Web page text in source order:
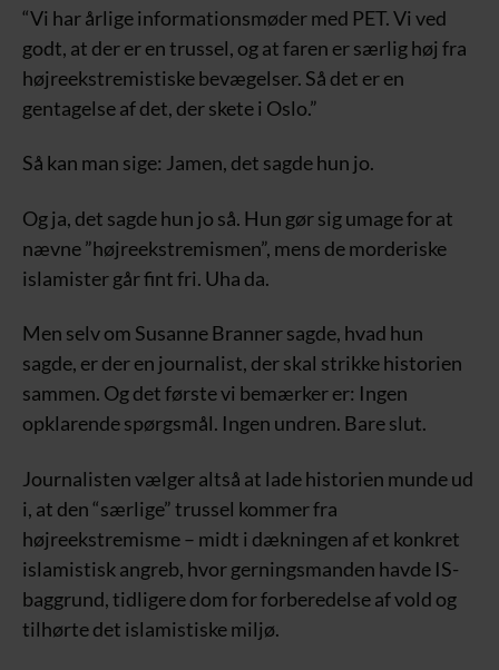
“Vi har årlige informationsmøder med PET. Vi ved
godt, at der er en trussel, og at faren er særlig høj fra
højreekstremistiske bevægelser. Så det er en
gentagelse af det, der skete i Oslo.”
Så kan man sige: Jamen, det sagde hun jo.
Og ja, det sagde hun jo så. Hun gør sig umage for at
nævne ”højreekstremismen”, mens de morderiske
islamister går fint fri. Uha da.
Men selv om Susanne Branner sagde, hvad hun
sagde, er der en journalist, der skal strikke historien
sammen. Og det første vi bemærker er: Ingen
opklarende spørgsmål. Ingen undren. Bare slut.
Journalisten vælger altså at lade historien munde ud
i, at den “særlige” trussel kommer fra
højreekstremisme – midt i dækningen af et konkret
islamistisk angreb, hvor gerningsmanden havde IS-
baggrund, tidligere dom for forberedelse af vold og
tilhørte det islamistiske miljø.